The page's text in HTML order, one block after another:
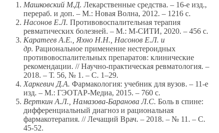
Машковский М.Д. Лекарственные средства. – 16-е изд.,
перераб. и доп. – М.: Новая Волна, 2012. – 1216 с.
Насонов Е.Л. Противовоспалительная терапия
ревматических болезней. – М.: М-СИТИ, 2020. – 456 с.
Каратеев А.Е., Яхно Н.Н., Насонов Е.Л. и
др. Рациональное применение нестероидных
противовоспалительных препаратов: клинические
рекомендации. // Научно-практическая ревматология. –
2018. – Т. 56, № 1. – С. 1–29.
Харкевич Д.А. Фармакология: учебник для вузов. – 11-е
изд. – М.: ГЭОТАР-Медиа, 2015. – 760 с.
Верткин А.Л., Намазова-Баранова Л.С. Боль в спине:
дифференциальный диагноз и рациональная
фармакотерапия. // Лечащий Врач. – 2018. – № 11. – С.
45-52.